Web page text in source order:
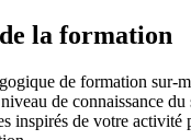
la formation
de formation sur-
de connaissance du
inspirés de votre activité